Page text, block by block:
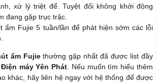
xử lý triệt để. Tuyệt đối không khởi động
đang gặp trục trặc.
ẩm Fujie 5 tuần/lần để phát hiện sớm các lỗi
ẩm Fujiethường gặp nhất đã được list đầy
Điện máy Yên Phát . Nếu muốn tìm hiểu thêm
khác, hãy liên hệ ngay với hệ thống để được